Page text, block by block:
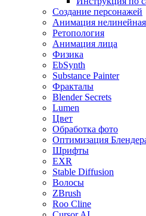
Создание персонажей
Анимация нелинейная
Ретопология
Анимация лица
Физика
EbSynth
Substance Painter
Фракталы
Blender Secrets
Lumen
Цвет
Обработка фото
Оптимизация
Шрифты
EXR
Stable Diffusion
Волосы
ZBrush
Roo Cline